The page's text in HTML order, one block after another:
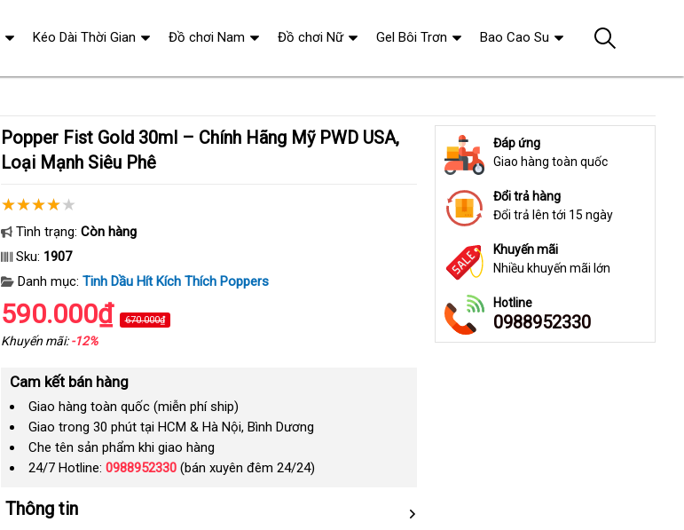
Popper Fist Gold 30ml – Chính Hãng Mỹ PWD USA,
Loại Mạnh Siêu Phê
Tình trạng: Còn hàng
Sku: 1907
Danh mục: Tinh Dầu Hít Kích Thích Poppers
590.000₫ 670.000₫
Khuyến mãi:-12%
Cam kết bán hàng
Giao hàng toàn quốc (miễn phí ship)
Giao trong 30 phút tại HCM & Hà Nội, Bình Dương
Che tên sản phẩm khi giao hàng
24/7 Hotline: 0988952330(bán xuyên đêm 24/24)
Thông tin
Đáp ứng
Giao hàng toàn quốc
Đổi trả hàng
Đổi trả lên tới 15 ngày
Khuyến mãi
Nhiều khuyến mãi lớn
Hotline
0988952330
Kéo Dài Thời Gian Đồ chơi Nam Đồ chơi Nữ Gel Bôi Trơn Bao Cao Su